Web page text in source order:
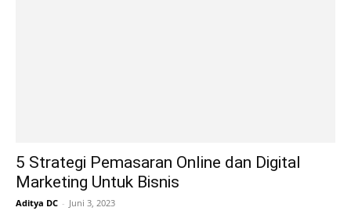
5 Strategi Pemasaran Online dan Digital
Marketing Untuk Bisnis
Aditya DC - Juni 3, 2023